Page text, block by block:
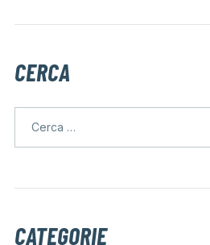
CERCA
CATEGORIE